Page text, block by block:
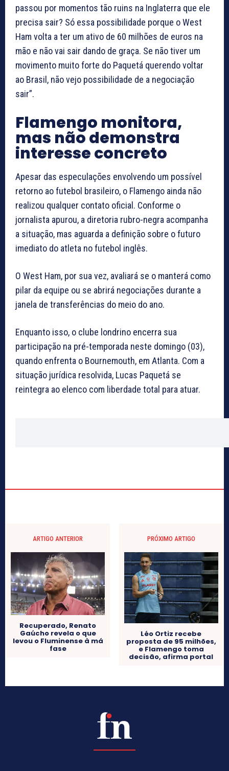
passou por momentos tão ruins na Inglaterra que ele
precisa sair? Só essa possibilidade porque o West
Ham volta a ter um ativo de 60 milhões de euros na
mão e não vai sair dando de graça. Se não tiver um
movimento muito forte do Paquetá querendo voltar
ao Brasil, não vejo possibilidade de a negociação
sair”.
Flamengo monitora,
mas não demonstra
interesse concreto
Apesar das especulações envolvendo um possível
retorno ao futebol brasileiro, o Flamengo ainda não
realizou qualquer contato oficial. Conforme o
jornalista apurou, a diretoria rubro-negra acompanha
a situação, mas aguarda a definição sobre o futuro
imediato do atleta no futebol inglês.
O West Ham, por sua vez, avaliará se o manterá como
pilar da equipe ou se abrirá negociações durante a
janela de transferências do meio do ano.
Enquanto isso, o clube londrino encerra sua
participação na pré-temporada neste domingo (03),
quando enfrenta o Bournemouth, em Atlanta. Com a
situação jurídica resolvida, Lucas Paquetá se
reintegra ao elenco com liberdade total para atuar.
ARTIGO ANTERIOR
Recuperado, Renato
Gaúcho revela o que
levou o Fluminense à má
fase
PRÓXIMO ARTIGO
Léo Ortiz recebe
proposta de 95 milhões,
e Flamengo toma
decisão, afirma portal